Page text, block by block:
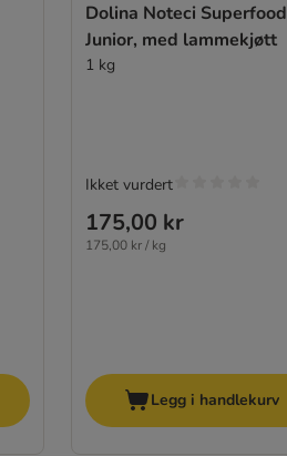
Dolina Noteci Superfood
Junior, med lammekjøtt
1 kg
175,00 kr
175,00 kr / kg
Ikket vurdert
Legg i handlekurv